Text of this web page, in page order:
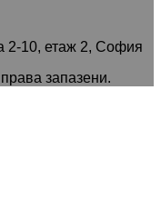
2-10, етаж 2, София
запазени.